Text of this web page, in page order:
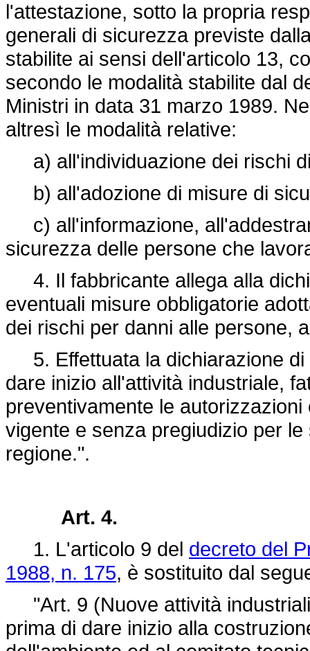
l'attestazione, sotto la propria
generali di sicurezza previste
stabilite ai sensi dell'articolo 13,
secondo le modalità stabilite dal
Ministri in data 31 marzo 1989.
altresì le modalità relative:
a) all'individuazione dei rischi
b) all'adozione di misure di
c) all'informazione,
sicurezza delle persone che
4. Il fabbricante allega alla
eventuali misure obbligatorie
dei rischi per danni alle persone,
5. Effettuata la dichiarazione di
dare inizio all'attività industriale,
preventivamente le
vigente e senza pregiudizio per
regione.".
Art. 4.
1. L'articolo 9 del decreto del
1988, n. 175, è sostituito dal
"Art. 9 (Nuove attività
prima di dare inizio alla